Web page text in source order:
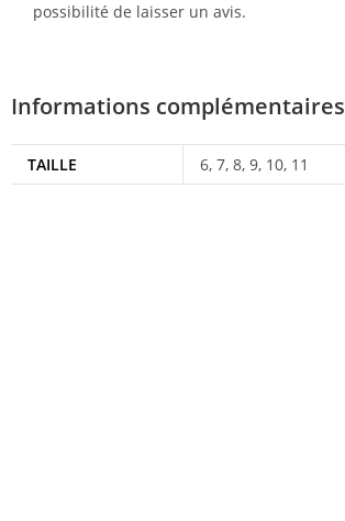
possibilité de laisser un avis.
Informations complémentaires
TAILLE 6, 7, 8, 9, 10, 11